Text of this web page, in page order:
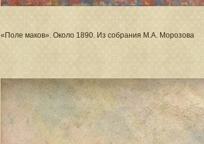
«Поле маков». Около 1890. Из собрания М.А. Морозова